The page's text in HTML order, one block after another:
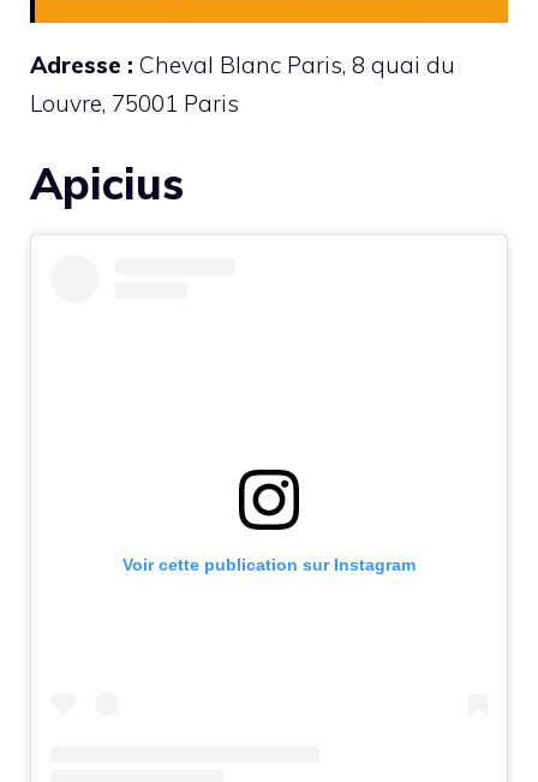
Adresse : Cheval Blanc Paris, 8 quai du
Louvre, 75001 Paris
Apicius
Voir cette publication sur Instagram